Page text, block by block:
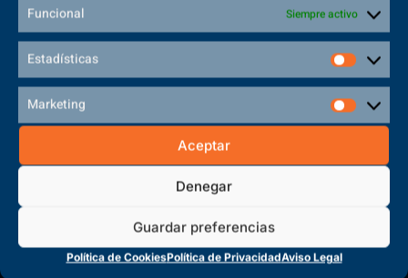
Funcional Siempre activo
Estadísticas
Marketing
Aceptar
Denegar
Guardar preferencias
Política de CookiesPolítica de PrivacidadAviso Legal
Polígono Sector VI, 45683, Cazalegas - Toledo
CENTRO DE FORMACIÓN
PROFESIONAL